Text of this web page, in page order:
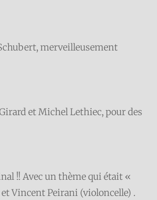
merveilleusement
et Michel Lethiec, pour des
!! Avec un thème qui était «
Vincent Peirani (violoncelle) .